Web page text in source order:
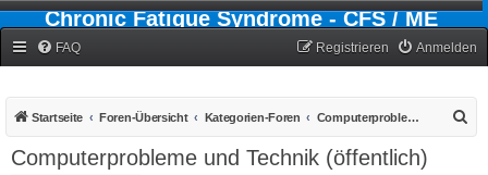
Chronic Fatigue Syndrome - CFS / ME
FAQ Anmelden
Registrieren
Startseite Foren-Übersicht Kategorien-Foren Computerprobleme und Technik (öffentlich)
Computerprobleme und Technik (öffentlich)